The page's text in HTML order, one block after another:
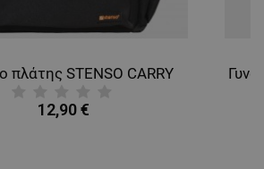
πλάτης STENSO CARRY
12,90 €